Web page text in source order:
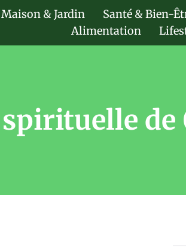
Maison & Jardin
Santé & Bien-
Alimentation
de